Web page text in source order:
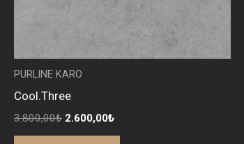
PURLINE KARO
Cool.Three
3.800,00₺ 2.600,00₺